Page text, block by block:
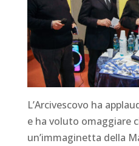
L’Arcivescovo ha
e ha voluto omaggiare
un’immaginetta della